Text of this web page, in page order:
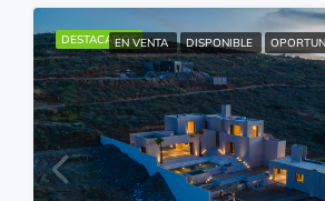
DESTACADOSEN VENTA DISPONIBLE